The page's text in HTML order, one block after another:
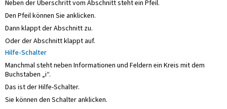
Neben der Überschritt vom Abschnitt steht ein Pfeil.
Den Pfeil können Sie anklicken.
Dann klappt der Abschnitt zu.
Oder der Abschnitt klappt auf.
Hilfe-Schalter
Manchmal steht neben Informationen und Feldern ein Kreis mit dem
Buchstaben „i“.
Das ist der Hilfe-Schalter.
Sie können den Schalter anklicken.